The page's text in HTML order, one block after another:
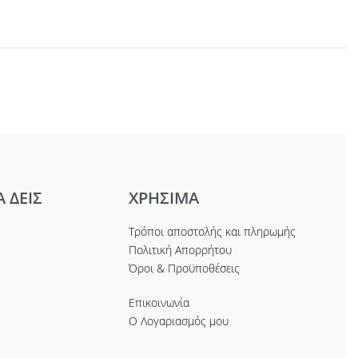
ΔΕΙΣ ΧΡΗΣΙΜΑ
Τρόποι αποστολής και πληρωμής
Πολιτική Απορρήτου
Όροι & Προϋποθέσεις
Επικοινωνία
Ο Λογαριασμός μου